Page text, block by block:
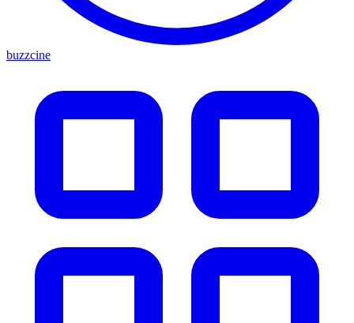
buzzcine